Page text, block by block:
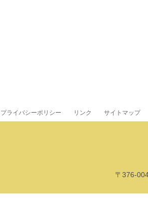
プライバシーポリシー リンク サイトマップ
〒376-